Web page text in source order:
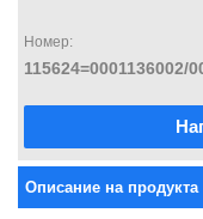
Номер:
115624=0001136002/
Описание на продукта